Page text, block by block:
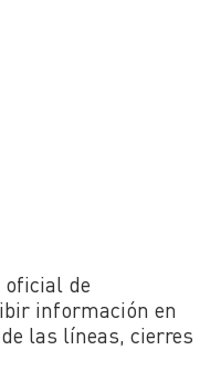
oficial de
información en
las líneas, cierres